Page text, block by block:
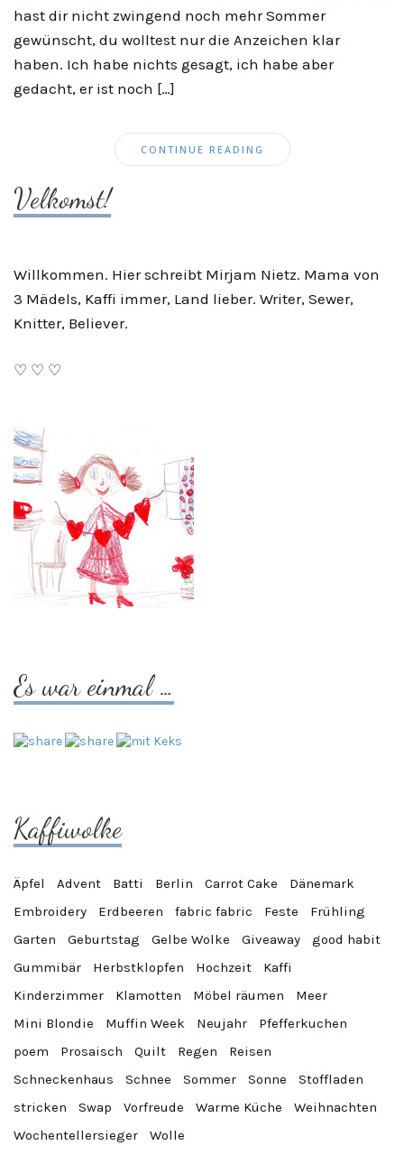
hast dir nicht zwingend noch mehr Sommer
gewünscht, du wolltest nur die Anzeichen klar
haben. Ich habe nichts gesagt, ich habe aber
gedacht, er ist noch […]
CONTINUE READING
Velkomst!
Willkommen. Hier schreibt Mirjam Nietz. Mama von
3 Mädels, Kaffi immer, Land lieber. Writer, Sewer,
Knitter, Believer.
♡ ♡ ♡
Es war einmal …
Kaffiwolke
Äpfel Advent Batti Berlin Carrot Cake
Dänemark
Embroidery
Erdbeeren fabric fabric Feste
Frühling
Garten
Geburtstag Gelbe Wolke Giveaway
good habit
Gummibär
Herbstklopfen Hochzeit
Kaffi
Kinderzimmer
Klamotten Möbel räumen
Meer
Mini Blondie
Muffin Week Neujahr
Pfefferkuchen
poem
Prosaisch Quilt Regen
Reisen
Schneckenhaus
Schnee Sommer Sonne
Stoffladen
stricken
Swap Vorfreude Warme Küche
Weihnachten
Wochentellersieger
Wolle